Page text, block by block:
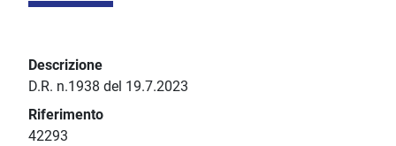
Descrizione
D.R. n.1938 del 19.7.2023
Riferimento
42293